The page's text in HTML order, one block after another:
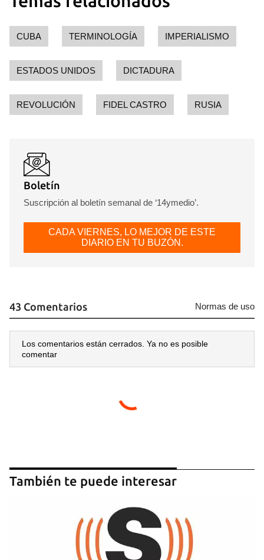
Guardar como favorito
CUBA TERMINOLOGÍA IMPERIALISMO
ESTADOS UNIDOS DICTADURA
REVOLUCIÓN FIDEL CASTRO RUSIA
Boletín
Suscripción al boletín semanal de ‘14ymedio’.
CADA VIERNES, LO MEJOR DE ESTE
DIARIO EN TU BUZÓN.
43 Comentarios Normas de uso
Los comentarios están cerrados. Ya no es posible
comentar
También te puede interesar